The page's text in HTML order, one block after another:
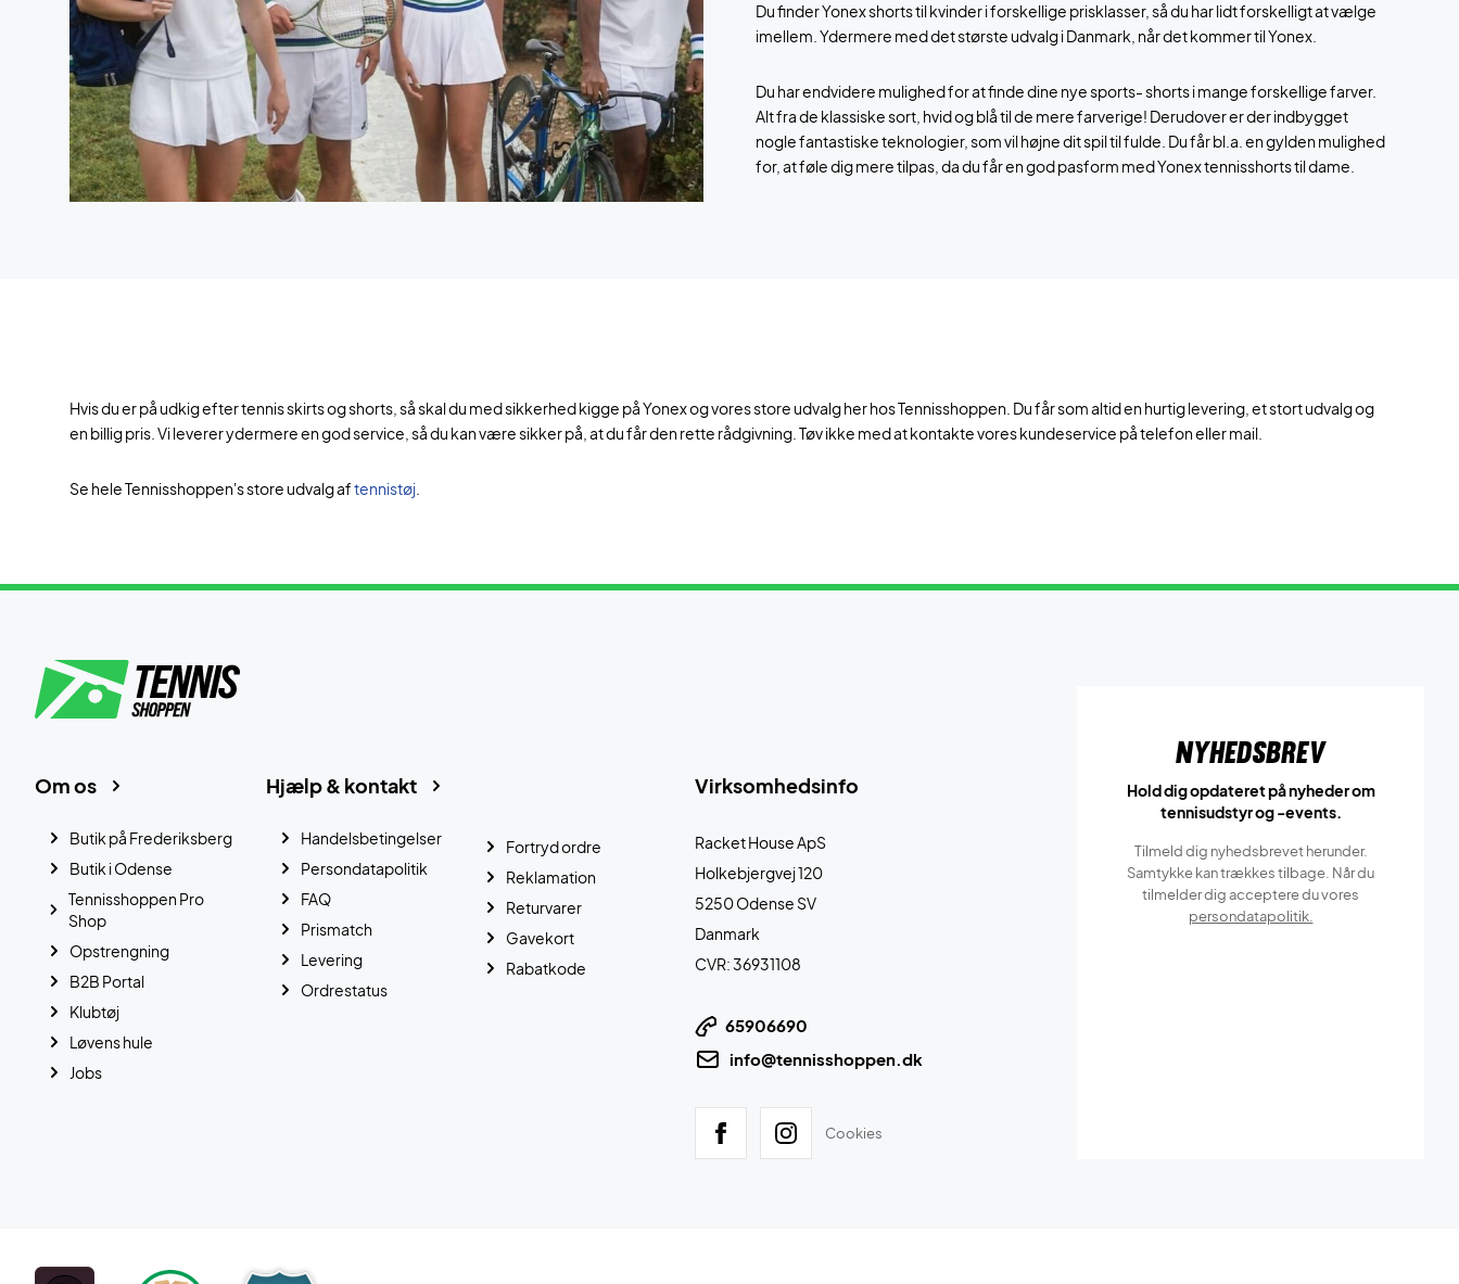
Du finder Yonex shorts til kvinder i forskellige prisklasser, så du har lidt forskelligt at vælge
imellem. Ydermere med det største udvalg i Danmark, når det kommer til Yonex.
Du har endvidere mulighed for at finde dine nye sports- shorts i mange forskellige farver.
Alt fra de klassiske sort, hvid og blå til de mere farverige! Derudover er der indbygget
nogle fantastiske teknologier, som vil højne dit spil til fulde. Du får bl.a. en gylden mulighed
for, at føle dig mere tilpas, da du får en god pasform med Yonex tennisshorts til dame.
Hvis du er på udkig efter tennis skirts og shorts, så skal du med sikkerhed kigge på Yonex og vores store udvalg her hos Tennisshoppen. Du får som altid en hurtig levering, et stort udvalg og
en billig pris. Vi leverer ydermere en god service, så du kan være sikker på, at du får den rette rådgivning. Tøv ikke med at kontakte vores kundeservice på telefon eller mail.
Se hele Tennisshoppen's store udvalg aftennistøj
Virksomhedsinfo
Racket House ApS
Holkebjergvej 120
5250 Odense SV
Danmark
CVR: 36931108
65906690
info@tennisshoppen.dk
Cookies
Hjælp & kontakt
Handelsbetingelser
Persondatapolitik
FAQ
Prismatch
Levering
Ordrestatus
Fortryd ordre
Reklamation
Returvarer
Gavekort
Rabatkode
Om os
Butik på Frederiksberg
Butik i Odense
Tennisshoppen Pro
Shop
Opstrengning
B2B Portal
Klubtøj
Løvens hule
Jobs
Nyhedsbrev
Hold dig opdateret på nyheder om
tennisudstyr og -events.
Tilmeld dig nyhedsbrevet herunder.
Samtykke kan trækkes tilbage. Når du
tilmelder dig acceptere du vores
persondatapolitik.